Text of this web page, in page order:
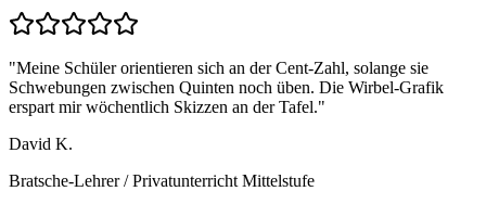
"Meine Schüler orientieren sich an der Cent-Zahl, solange sie
Schwebungen zwischen Quinten noch üben. Die Wirbel-Grafik
erspart mir wöchentlich Skizzen an der Tafel."
David K.
Bratsche-Lehrer/Privatunterricht Mittelstufe